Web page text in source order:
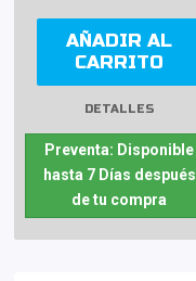
AÑADIR AL
CARRITO
DETALLES
Preventa: Disponible
hasta 7 Días después
de tu compra